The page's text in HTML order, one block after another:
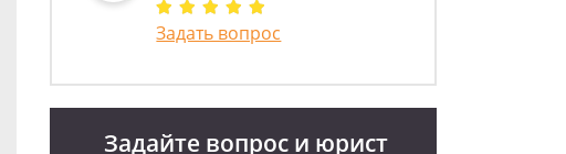
Задать вопрос
Задайте вопрос и юрист